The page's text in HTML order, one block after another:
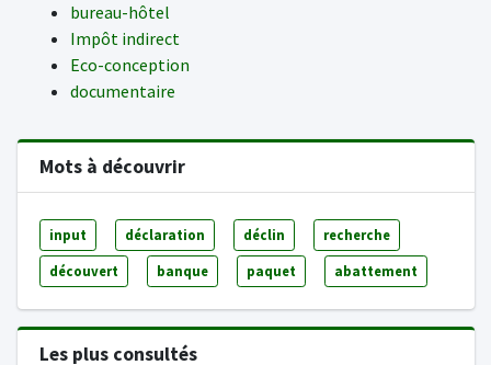
bureau-hôtel
Impôt indirect
Eco-conception
documentaire
Mots à découvrir
input déclaration déclin recherche
découvert banque paquet abattement
Les plus consultés